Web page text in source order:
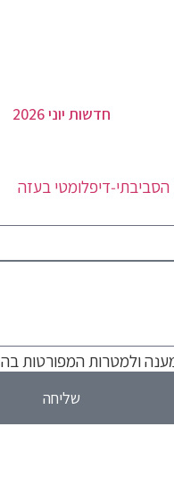
חדשות יוני 2026
בעזה
ולמטרות המפורטות בה
שליחה